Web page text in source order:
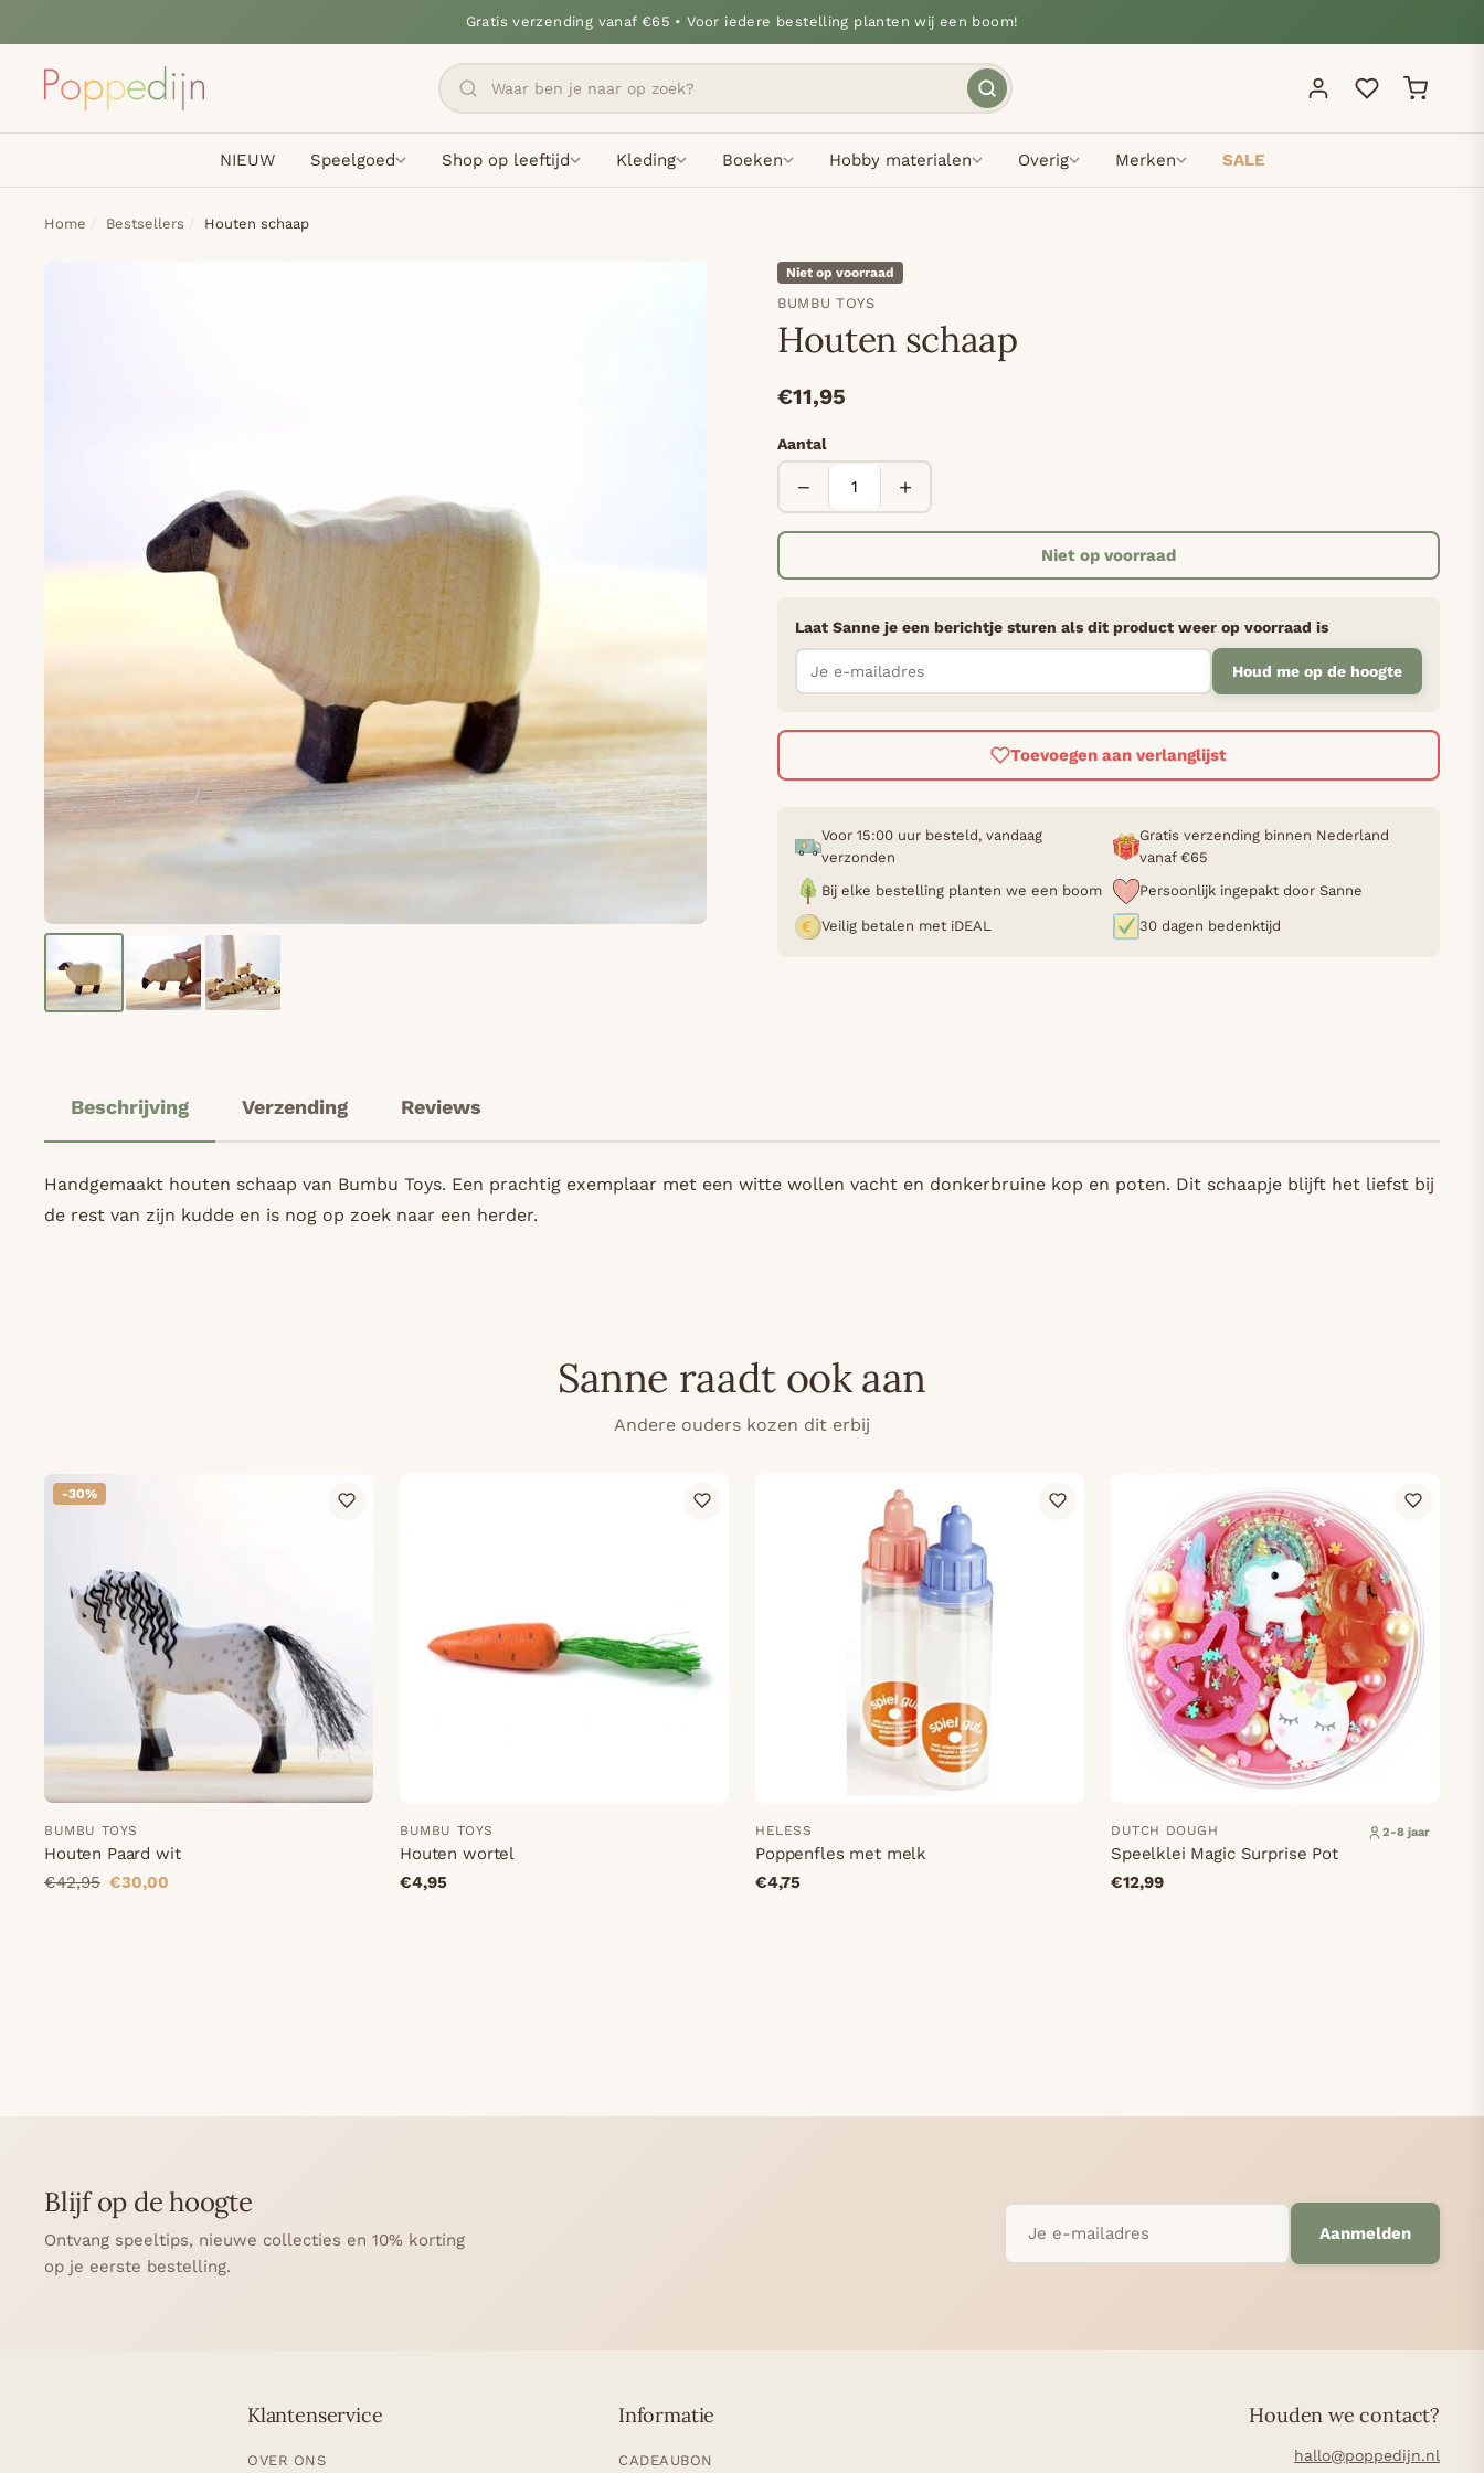
Gratis verzending vanaf €65 • Voor iedere bestelling planten wij een boom!
NIEUW Speelgoed Shop op leeftijd Kleding Boeken Hobby materialen Overig Merken SALE
Home Bestsellers Houten schaap
Niet op voorraad
BUMBU TOYS
Houten schaap
€11,95
Aantal
− +
Niet op voorraad
Laat Sanne je een berichtje sturen als dit product weer op voorraad is
Houd me op de hoogte
Toevoegen aan verlanglijst
Voor 15:00 uur besteld, vandaag
verzonden
Gratis verzending binnen Nederland
vanaf €65
Bij elke bestelling planten we een boom
Persoonlijk ingepakt door Sanne
Veilig betalen met iDEAL 30 dagen bedenktijd
Beschrijving Verzending Reviews
Handgemaakt houten schaap van Bumbu Toys. Een prachtig exemplaar met een witte wollen vacht en donkerbruine kop en poten. Dit schaapje blijft het liefst bij
de rest van zijn kudde en is nog op zoek naar een herder.
Sanne raadt ook aan
Andere ouders kozen dit erbij
-30%
BUMBU TOYS
Houten Paard wit
€42,95 €30,00
BUMBU TOYS
Houten wortel
€4,95
HELESS
Poppenfles met melk
€4,75
DUTCH DOUGH 2-8 jaar
Speelklei Magic Surprise Pot
€12,99
Blijf op de hoogte
Ontvang speeltips, nieuwe collecties en 10% korting
op je eerste bestelling.
Aanmelden
Klantenservice
OVER ONS
Informatie
CADEAUBON
Houden we contact?
hallo@poppedijn.nl